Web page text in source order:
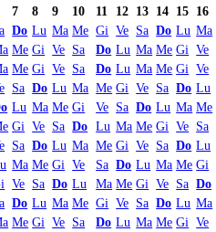
7 8 9 10 11 12 13 14 15 16
Do Lu Ma Me Gi Ve Sa Do Lu Ma
Me Gi Ve Sa Do Lu Ma Me Gi Ve
Me Gi Ve Sa Do Lu Ma Me Gi Ve
Sa Do Lu Ma Me Gi Ve Sa Do Lu
Lu Ma Me Gi Ve Sa Do Lu Ma Me
Gi Ve Sa Do Lu Ma Me Gi Ve Sa
Sa Do Lu Ma Me Gi Ve Sa Do Lu
Ma Me Gi Ve Sa Do Lu Ma Me Gi
Ve Sa Do Lu Ma Me Gi Ve Sa Do
Do Lu Ma Me Gi Ve Sa Do Lu Ma
Me Gi Ve Sa Do Lu Ma Me Gi Ve